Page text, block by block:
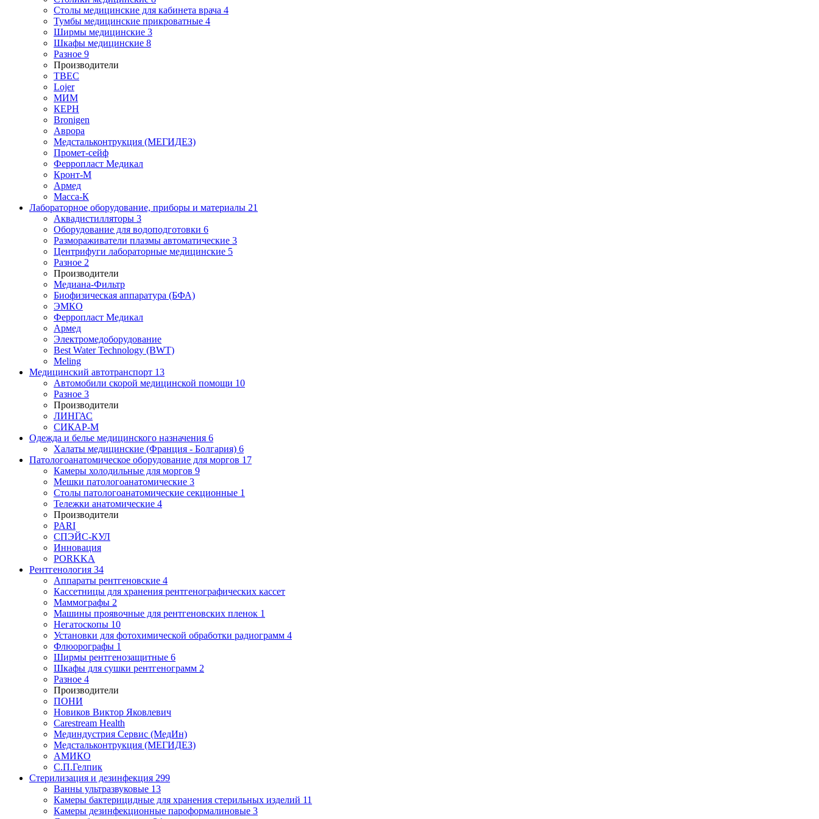
Столы медицинские для кабинета врача 4
Тумбы медицинские прикроватные 4
Ширмы медицинские 3
Шкафы медицинские 8
Разное 9
Производители
ТВЕС
Lojer
МИМ
КЕРН
Bronigen
Аврора
Медстальконтрукция (МЕГИДЕЗ)
Промет-сейф
Ферропласт Медикал
Кронт-М
Армед
Масса-К
Лабораторное оборудование, приборы и материалы 21
Аквадистилляторы 3
Оборудование для водоподготовки 6
Размораживатели плазмы автоматические 3
Центрифуги лабораторные медицинские 5
Разное 2
Производители
Медиана-Фильтр
Биофизическая аппаратура (БФА)
ЭМКО
Ферропласт Медикал
Армед
Электромедоборудование
Best Water Technology (BWT)
Meling
Медицинский автотранспорт 13
Автомобили скорой медицинской помощи 10
Разное 3
Производители
ЛИНГАС
СИКАР-М
Одежда и белье медицинского назначения 6
Халаты медицинские (Франция - Болгария) 6
Патологоанатомическое оборудование для моргов 17
Камеры холодильные для моргов 9
Мешки патологоанатомические 3
Столы патологоанатомические секционные 1
Тележки анатомические 4
Производители
PARI
СПЭЙС-КУЛ
Инновация
PORKKA
Рентгенология 34
Аппараты рентгеновские 4
Кассетницы для хранения рентгенографических кассет
Маммографы 2
Машины проявочные для рентгеновских пленок 1
Негатоскопы 10
Установки для фотохимической обработки радиограмм 4
Флюорографы 1
Ширмы рентгенозащитные 6
Шкафы для сушки рентгенограмм 2
Разное 4
Производители
ПОНИ
Новиков Виктор Яковлевич
Carestream Health
Мединдустрия Сервис (МедИн)
Медстальконтрукция (МЕГИДЕЗ)
АМИКО
С.П.Гелпик
Стерилизация и дезинфекция 299
Ванны ультразвуковые 13
Камеры бактерицидные для хранения стерильных изделий 11
Камеры дезинфекционные пароформалиновые 3